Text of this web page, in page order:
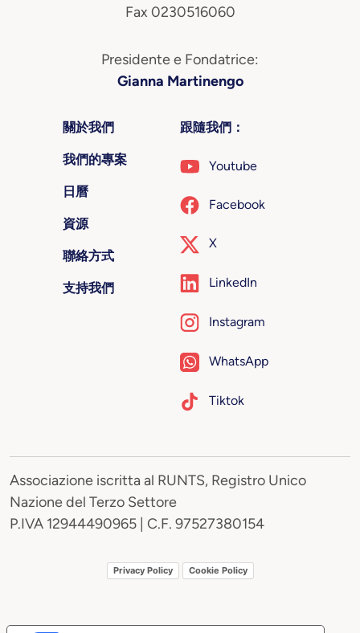
Fax 0230516060
Presidente e Fondatrice:
Gianna Martinengo
關於我們
我們的專案
日曆
資源
聯絡方式
支持我們
跟隨我們：
Youtube
Facebook
X
LinkedIn
Instagram
WhatsApp
Tiktok
Associazione iscritta al RUNTS, Registro Unico
Nazione del Terzo Settore
P.IVA 12944490965 | C.F. 97527380154
Privacy Policy Cookie Policy